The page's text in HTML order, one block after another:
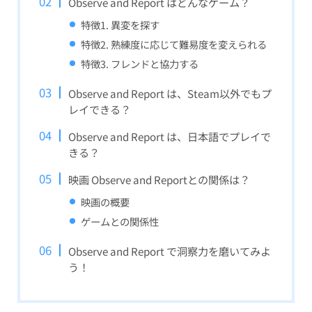
特徴1. 異変を探す
特徴2. 熟練度に応じて難易度を変えられる
特徴3. フレンドと協力する
Observe and Report は、Steam以外でもプ
レイできる？
Observe and Report は、日本語でプレイで
きる？
映画 Observe and Reportとの関係は？
映画の概要
ゲームとの関係性
Observe and Report で洞察力を磨いてみよ
う！